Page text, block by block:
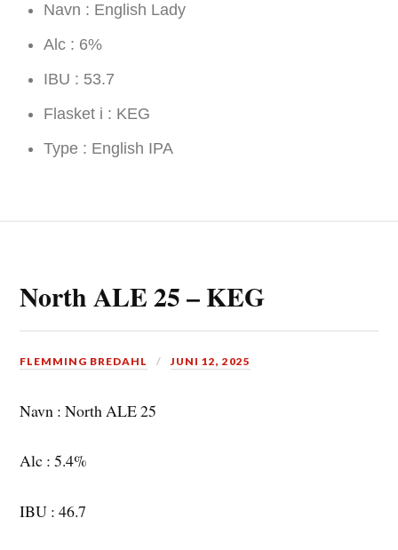
Navn : English Lady
Alc : 6%
IBU : 53.7
Flasket i : KEG
Type : English IPA
North ALE 25 – KEG
FLEMMING BREDAHL JUNI 12, 2025
Navn : North ALE 25
Alc : 5.4%
IBU : 46.7